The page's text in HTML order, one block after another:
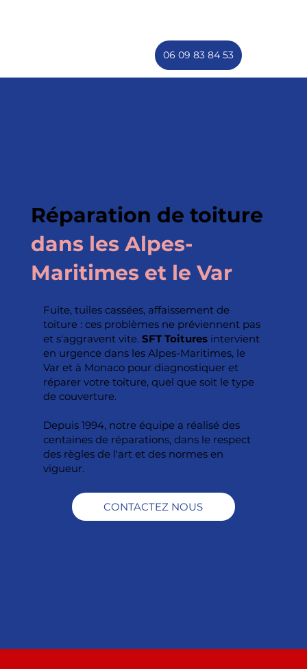
06 09 83 84 53
Réparation de toiture
dans les Alpes-
Maritimes et le Var
Fuite, tuiles cassées, affaissement de
toiture : ces problèmes ne préviennent pas
et s'aggravent vite. SFT Toituresintervient
en urgence dans les Alpes-Maritimes, le
Var et à Monaco pour diagnostiquer et
réparer votre toiture, quel que soit le type
de couverture.
Depuis 1994, notre équipe a réalisé des
centaines de réparations, dans le respect
des règles de l'art et des normes en
vigueur.
CONTACTEZ NOUS